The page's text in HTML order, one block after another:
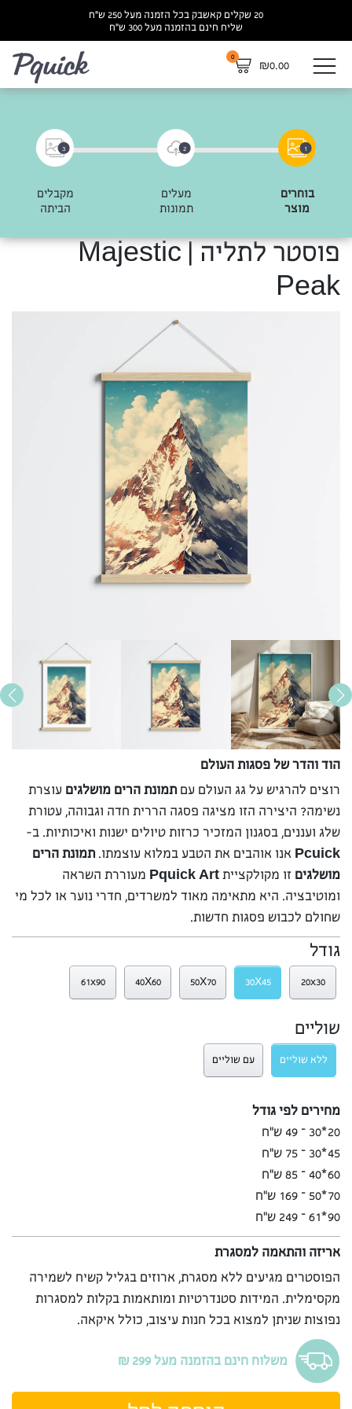
20 שקלים קאשבק בכל הזמנה מעל 250 ש”ח
שליח חינם בהזמנה מעל 300 ש”ח
₪0.00
0
1
בוחרים
מוצר
2
מעלים
תמונות
3
מקבלים
הביתה
פוסטר לתליה | Majestic
Peak
הוד והדר של פסגות העולם
רוצים להרגיש על גג העולם עם תמונת הרים מושלגים עוצרת
נשימה? היצירה הזו מציגה פסגה הררית חדה וגבוהה, עטורת
שלג ועננים, בסגנון המזכיר כרזות טיולים ישנות ואיכותיות. ב-
Pcuick אנו אוהבים את הטבע במלוא עוצמתו. תמונת הרים
מושלגים זו מקולקציית Pquick Art מעוררת השראה
ומוטיבציה. היא מתאימה מאוד למשרדים, חדרי נוער או לכל מי
שחולם לכבוש פסגות חדשות.
גודל
20x30
30X45
50X70
40X60
61x90
שוליים
ללא שוליים עם שוליים
מחירים לפי גודל
20*30 – 49 ש”ח
45*30 – 75 ש”ח
60*40 – 85 ש”ח
70*50 – 169 ש”ח
90*61 – 249 ש”ח
אריזה והתאמה למסגרת
הפוסטרים מגיעים ללא מסגרת, ארוזים בגליל קשיח לשמירה
מקסימלית. המידות סטנדרטיות ומותאמות בקלות למסגרות
נפוצות שניתן למצוא בכל חנות עיצוב, כולל איקאה.
משלוח חינם בהזמנה מעל 299 ₪